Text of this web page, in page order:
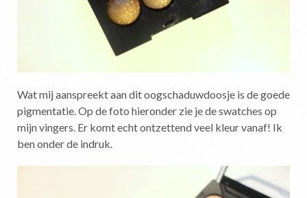
Wat mij aanspreekt aan dit oogschaduwdoosje is de goede
pigmentatie. Op de foto hieronder zie je de swatches op
mijn vingers. Er komt echt ontzettend veel kleur vanaf! Ik
ben onder de indruk.